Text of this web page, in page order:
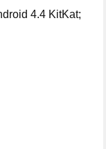
4.4 KitKat;